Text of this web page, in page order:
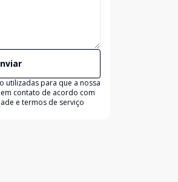
utilizadas para que a nossa
contato de acordo com
e termos de serviço